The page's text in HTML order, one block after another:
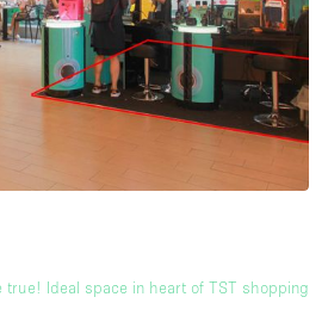
Ideal space in heart of TST shopping